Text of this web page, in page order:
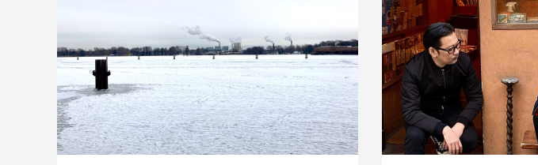
切り取られる景色 〜小さいこと
は良いことだ〜 その2...
夏の風物詩